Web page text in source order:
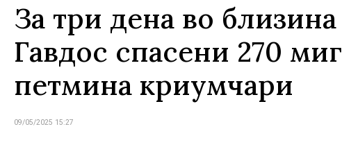
За три дена во
Гавдос спасени 270
петмина криумчари
09/05/2025 15:27